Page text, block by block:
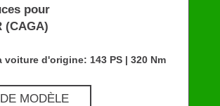
pour
(CAGA)
voiture d'origine: 143 PS | 320 Nm
MODÈLE